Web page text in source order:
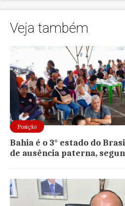
Veja também
Posição
Bahia é o 3° estado do
de ausência paterna,